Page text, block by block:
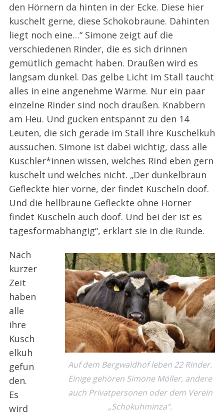
den Hörnern da hinten in der Ecke. Diese hier
kuschelt gerne, diese Schokobraune. Dahinten
liegt noch eine…“ Simone zeigt auf die
verschiedenen Rinder, die es sich drinnen
gemütlich gemacht haben. Draußen wird es
langsam dunkel. Das gelbe Licht im Stall taucht
alles in eine angenehme Wärme. Nur ein paar
einzelne Rinder sind noch draußen. Knabbern
am Heu. Und gucken entspannt zu den 14
Leuten, die sich gerade im Stall ihre Kuschelkuh
aussuchen. Simone ist dabei wichtig, dass alle
Kuschler*innen wissen, welches Rind eben gern
kuschelt und welches nicht. „Der dunkelbraun
Gefleckte hier vorne, der findet Kuscheln doof.
Und die hellbraune Gefleckte ohne Hörner
findet Kuscheln auch doof. Und bei der ist es
tagesformabhängig“, erklärt sie in die Runde.
Auf dem Bergwaldhof leben 22 Rinder.
Einige gehören Simone Möller, andere
auch Privatpersonen oder dem Verein
„Schokuhminza“.
Nach
kurzer
Zeit
haben
alle
ihre
Kusch
elkuh
gefun
den.
Es
wird